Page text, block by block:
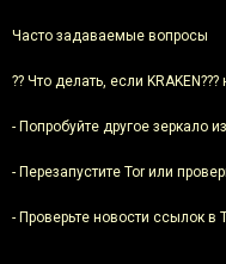
Часто задаваемые вопросы
?? Что делать, если
- Попробуйте другое зеркало
- Перезапустите Tor или
- Проверьте новости ссылок в